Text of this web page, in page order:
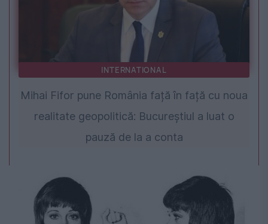
INTERNATIONAL
Mihai Fifor pune România față în față cu noua
realitate geopolitică: Bucureștiul a luat o
pauză de la a conta